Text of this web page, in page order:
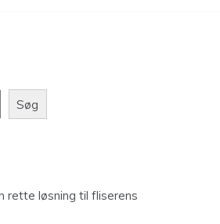
Søg
rette løsning til fliserens